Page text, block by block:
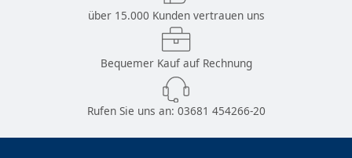
über 15.000 Kunden vertrauen uns
Bequemer Kauf auf Rechnung
Rufen Sie uns an: 03681 454266-20